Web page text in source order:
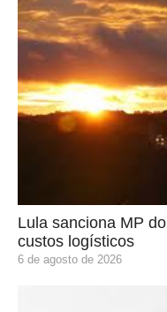
Lula sanciona MP
custos logísticos
6 de agosto de 2026